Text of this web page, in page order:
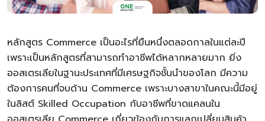
หลักสูตร Commerce เป็นอะไรที่ยืนหนึ่งตลอดกาลในแต่ละปี
เพราะเป็นหลักสูตรที่สามารถทำอาชีพได้หลากหลายมาก ยิ่ง
ออสเตรเลียในฐานะประเทศที่มีเศรษฐกิจชั้นนำของโลก มีความ
ต้องการคนที่จบด้าน Commerce เพราะบางสาขาในคณะนี้มีอยู่
ในลิสต์ Skilled Occupation กับอาชีพที่ขาดแคลนใน